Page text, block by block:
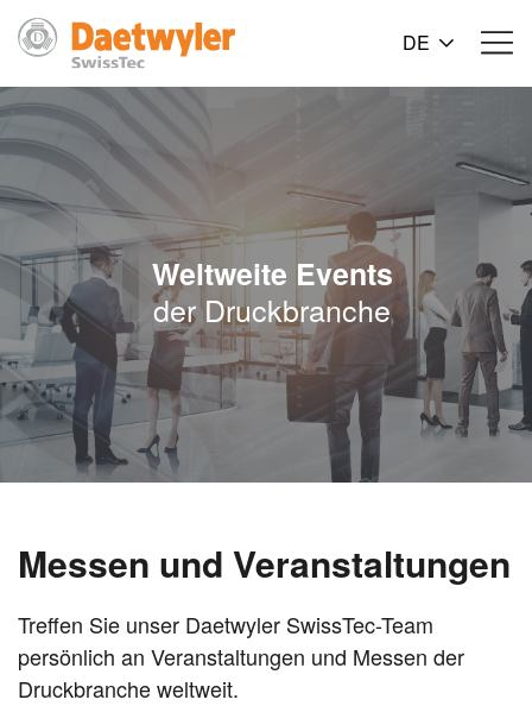
DE
Weltweite Events
der Druckbranche
Messen und Veranstaltungen
Treffen Sie unser Daetwyler SwissTec-Team
persönlich an Veranstaltungen und Messen der
Druckbranche weltweit.